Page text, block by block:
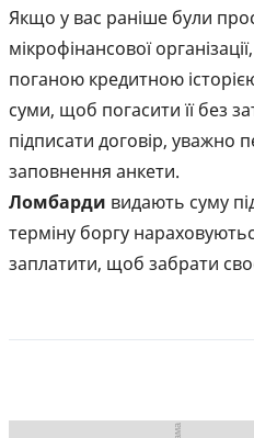
Якщо у вас раніше були
мікрофінансової
поганою кредитною
суми, щоб погасити її без
підписати договір, уважно
заповнення анкети.
Ломбарди видають суму
терміну боргу
заплатити, щоб забрати